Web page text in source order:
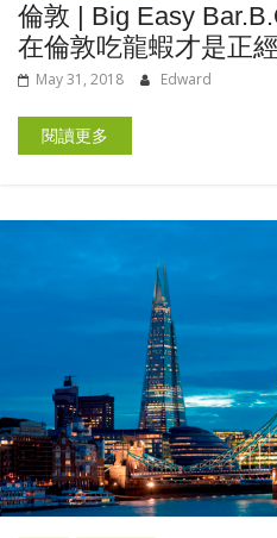
倫敦 | Big Easy
在倫敦吃龍蝦才是正
May 31, 2018 Edward
閱讀更多